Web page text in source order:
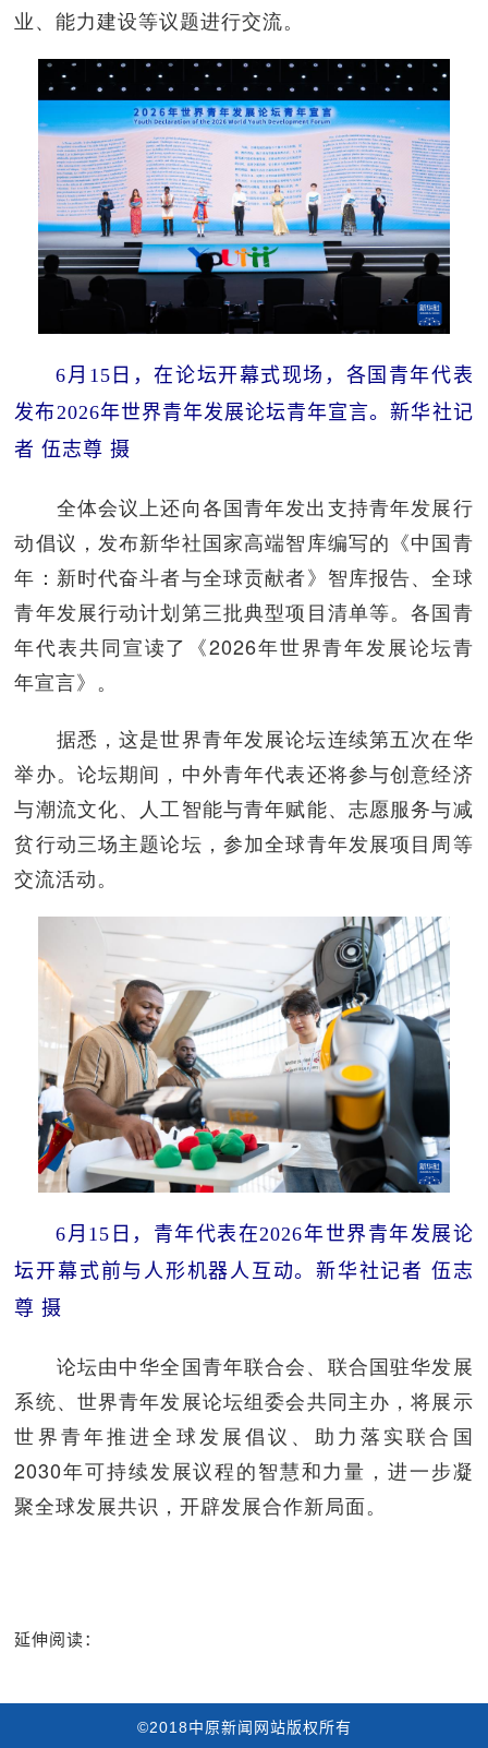
业、能力建设等议题进行交流。
6月15日，在论坛开幕式现场，各国青年代表
发布2026年世界青年发展论坛青年宣言。新华社记
者 伍志尊 摄
全体会议上还向各国青年发出支持青年发展行
动倡议，发布新华社国家高端智库编写的《中国青
年：新时代奋斗者与全球贡献者》智库报告、全球
青年发展行动计划第三批典型项目清单等。各国青
年代表共同宣读了《2026年世界青年发展论坛青
年宣言》。
据悉，这是世界青年发展论坛连续第五次在华
举办。论坛期间，中外青年代表还将参与创意经济
与潮流文化、人工智能与青年赋能、志愿服务与减
贫行动三场主题论坛，参加全球青年发展项目周等
交流活动。
6月15日，青年代表在2026年世界青年发展论
坛开幕式前与人形机器人互动。新华社记者 伍志
尊 摄
论坛由中华全国青年联合会、联合国驻华发展
系统、世界青年发展论坛组委会共同主办，将展示
世界青年推进全球发展倡议、助力落实联合国
2030年可持续发展议程的智慧和力量，进一步凝
聚全球发展共识，开辟发展合作新局面。
延伸阅读：
©2018中原新闻网站版权所有